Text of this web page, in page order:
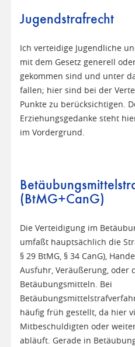
Jugendstrafrecht
Ich verteidige Jugendliche
mit dem Gesetz generell
gekommen sind und unter
fallen; hier sind bei der
Punkte zu berücksichtigen.
Erziehungsgedanke steht
im Vordergrund.
(BtMG+CanG)
Die Verteidigung im
umfaßt hauptsächlich die
§ 29 BtMG, § 34 CanG),
Ausfuhr, Veräußerung, oder
Betäubungsmitteln. Bei
häufig früh gestellt, da hier
Mitbeschuldigten oder
abläuft. Gerade in